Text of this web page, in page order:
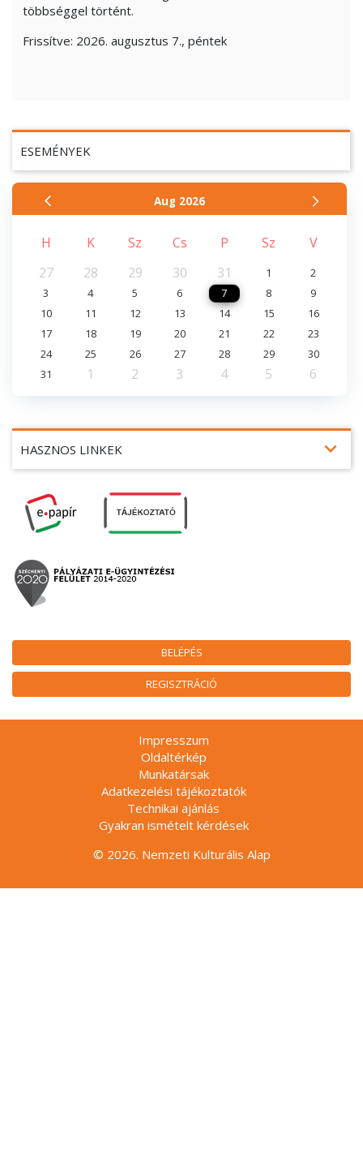
BELÉPÉS
REGISZTRÁCIÓ
HASZNOS LINKEK expand_more
ESEMÉNYEK
Aug 2026
H K Sz Cs P Sz
V
27
28 29 30 31 1
2
3
4 5 6 7 8
9
10
11 12 13 14 15
16
17
18 19 20 21 22
23
24
25 26 27 28 29
30
31
1 2 3 4 5 6
többséggel történt.
Frissítve: 2026. augusztus 7., péntek
Impresszum
Oldaltérkép
Munkatársak
Adatkezelési tájékoztatók
Technikai ajánlás
Gyakran ismételt kérdések
© 2026. Nemzeti Kulturális Alap